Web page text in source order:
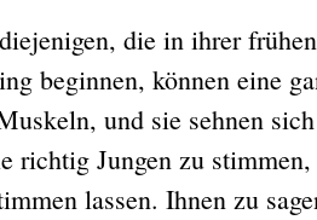
die in ihrer
beginnen, können eine
und sie sehnen
richtig Jungen zu
lassen. Ihnen zu